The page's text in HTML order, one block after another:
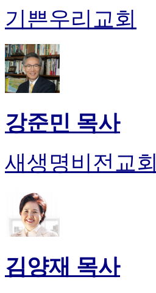
기쁜우리교회
강준민 목사
새생명비전교회
김양재 목사